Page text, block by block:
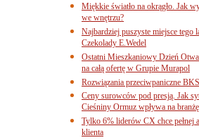
Miękkie światło na okrągło. Jak
we wnętrzu?
Najbardziej puszyste miejsce tego
Czekolady E.Wedel
Ostatni Mieszkaniowy Dzień
na całą ofertę w Grupie Murapol
Rozwiązania przeciwpaniczne
Ceny surowców pod presją. Jak
Cieśniny Ormuz wpływa na
Tylko 6% liderów CX chce pełnej
klienta